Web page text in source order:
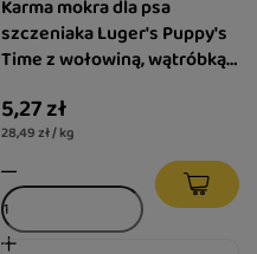
Karma mokra dla psa
szczeniaka Luger's Puppy's
Time z wołowiną, wątróbką z
5,27 zł
28,49 zł / kg